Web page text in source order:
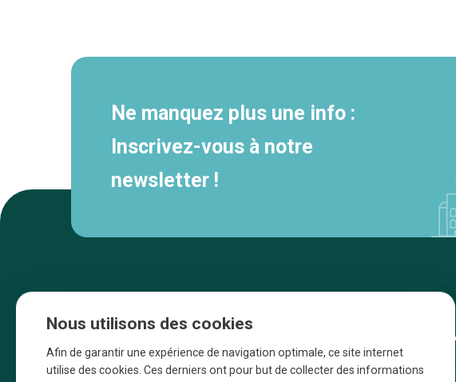
Ne manquez plus une info :
Inscrivez-vous à notre
newsletter !
Nous utilisons des cookies
Afin de garantir une expérience de navigation optimale, ce site internet
utilise des cookies. Ces derniers ont pour but de collecter des informations